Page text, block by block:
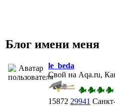
Блог имени меня
le_beda
Свой на Aqa.ru,
15872 29941